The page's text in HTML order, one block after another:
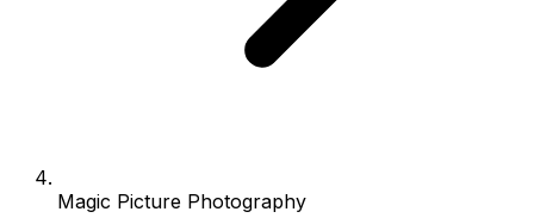
Magic Picture Photography